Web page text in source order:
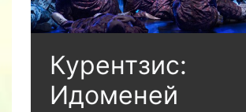
Курентзис:
Идоменей